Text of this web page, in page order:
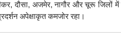
दौसा, अजमेर, नागौर और चूरू जिलों में
अपेक्षाकृत कमजोर रहा।